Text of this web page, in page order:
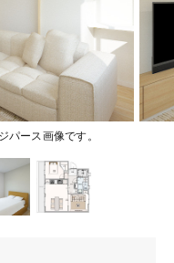
ース画像です。